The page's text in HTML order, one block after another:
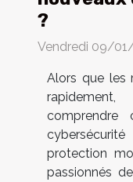
?
Vendredi 09/
Alors que les
comprendre
protection
passionnés